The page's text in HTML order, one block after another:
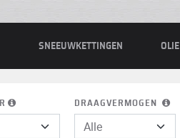
SNEEUWKETTINGEN OLIE
DRAAGVERMOGEN